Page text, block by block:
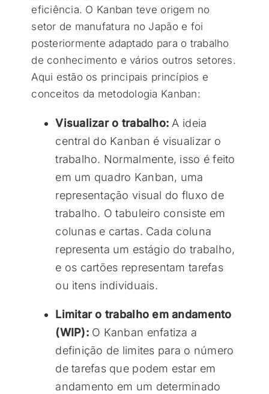
eficiência. O Kanban teve origem no
setor de manufatura no Japão e foi
posteriormente adaptado para o trabalho
de conhecimento e vários outros setores.
Aqui estão os principais princípios e
conceitos da metodologia Kanban:
Visualizar o trabalho: A ideia
central do Kanban é visualizar o
trabalho. Normalmente, isso é feito
em um quadro Kanban, uma
representação visual do fluxo de
trabalho. O tabuleiro consiste em
colunas e cartas. Cada coluna
representa um estágio do trabalho,
e os cartões representam tarefas
ou itens individuais.
Limitar o trabalho em andamento
(WIP):O Kanban enfatiza a
definição de limites para o número
de tarefas que podem estar em
andamento em um determinado